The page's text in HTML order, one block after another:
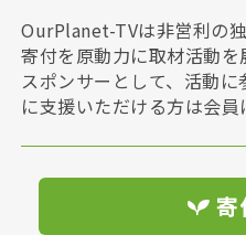
OurPlanet-TVは非営利の
寄付を原動力に取材活動
スポンサーとして、活動
に支援いただける方は会員
寄